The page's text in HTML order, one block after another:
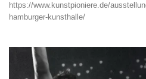
https://www.kunstpioniere.de/
hamburger-kunsthalle/